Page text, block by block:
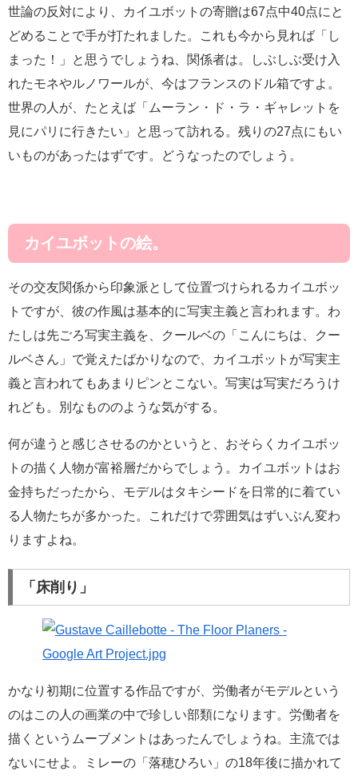
世論の反対により、カイユボットの寄贈は67点中40点にと
どめることで手が打たれました。これも今から見れば「し
まった！」と思うでしょうね、関係者は。しぶしぶ受け入
れたモネやルノワールが、今はフランスのドル箱ですよ。
世界の人が、たとえば「ムーラン・ド・ラ・ギャレットを
見にパリに行きたい」と思って訪れる。残りの27点にもい
いものがあったはずです。どうなったのでしょう。
カイユボットの絵。
その交友関係から印象派として位置づけられるカイユボッ
トですが、彼の作風は基本的に写実主義と言われます。わ
たしは先ごろ写実主義を、クールベの「こんにちは、クー
ルベさん」で覚えたばかりなので、カイユボットが写実主
義と言われてもあまりピンとこない。写実は写実だろうけ
れども。別なもののような気がする。
何が違うと感じさせるのかというと、おそらくカイユボッ
トの描く人物が富裕層だからでしょう。カイユボットはお
金持ちだったから、モデルはタキシードを日常的に着てい
る人物たちが多かった。これだけで雰囲気はずいぶん変わ
りますよね。
「床削り」
かなり初期に位置する作品ですが、労働者がモデルという
のはこの人の画業の中で珍しい部類になります。労働者を
描くというムーブメントはあったんでしょうね。主流では
ないにせよ。ミレーの「落穂ひろい」の18年後に描かれて